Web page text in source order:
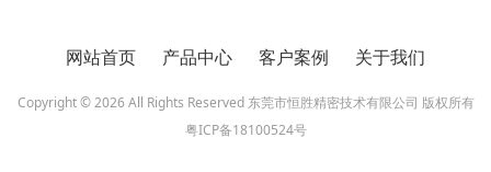
网站首页 产品中心 客户案例 关于我们
Copyright © 2026 All Rights Reserved 东莞市恒胜精密技术有限公司 版权所有
粤ICP备18100524号